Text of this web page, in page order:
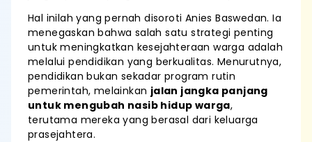
Hal inilah yang pernah disoroti Anies Baswedan. Ia
menegaskan bahwa salah satu strategi penting
untuk meningkatkan kesejahteraan warga adalah
melalui pendidikan yang berkualitas. Menurutnya,
pendidikan bukan sekadar program rutin
pemerintah, melainkan jalan jangka panjang
untuk mengubah nasib hidup warga,
terutama mereka yang berasal dari keluarga
prasejahtera.